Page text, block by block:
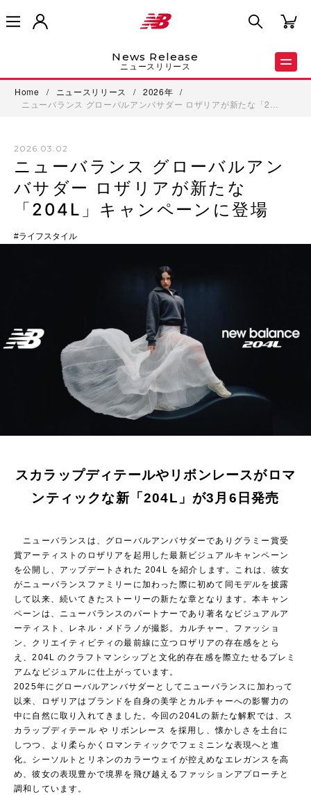
News Release
ニュースリリース
Home / ニュースリリース / 2026年
/
ニューバランス グローバルアンバサダー ロザリアが新たな「2…
2026.03.02
ニューバランス グローバルアン
バサダー ロザリアが新たな
「204L」キャンペーンに登場
ライフスタイル
スカラップディテールやリボンレースがロマ
ンティックな新「204L」が3月6日発売
ニューバランスは、グローバルアンバサダーでありグラミー賞受
賞アーティストのロザリアを起用した最新ビジュアルキャンペーン
を公開し、アップデートされた 204L を紹介します。これは、彼女
がニューバランスファミリーに加わった際に初めて同モデルを披露
して以来、続いてきたストーリーの新たな章となります。本キャン
ペーンは、ニューバランスのパートナーであり著名なビジュアルア
ーティスト、レネル・メドラノが撮影。カルチャー、ファッショ
ン、クリエイティビティの最前線に立つロザリアの存在感をとら
え、204L のクラフトマンシップと文化的存在感を際立たせるプレミ
アムなビジュアルに仕上がっています。
2025年にグローバルアンバサダーとしてニューバランスに加わって
以来、ロザリアはブランドを自身の美学とカルチャーへの影響力の
中に自然に取り入れてきました。今回の204Lの新たな解釈では、ス
カラップディテール や リボンレース を採用し、懐かしさを土台に
しつつ、より柔らかくロマンティックでフェミニンな表現へと進
化。シーソルトとリネンのカラーウェイが控えめなエレガンスを高
め、彼女の表現豊かで境界を飛び越えるファッションアプローチと
調和しています。